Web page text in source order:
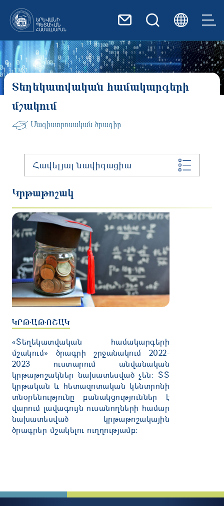
Տեղեկատվական համակարգերի
մշակում
Մագիստրոսական ծրագիր
Հավելյալ նավիգացիա
Կրթաթոշակ
ԿՐԹԱԹՈՇԱԿ
«Տեղեկատվական համակարգերի
մշակում» ծրագրի շրջանակում 2022-
2023 ուստարում անվանական
կրթաթոշակներ նախատեսված չեն: ՏՏ
կրթական և հետազոտական կենտրոնի
տնօրենությունը բանակցություններ է
վարում լավագույն ուսանողների համար
նախատեսված կրթաթոշակային
ծրագրեր մշակելու ուղղությամբ: